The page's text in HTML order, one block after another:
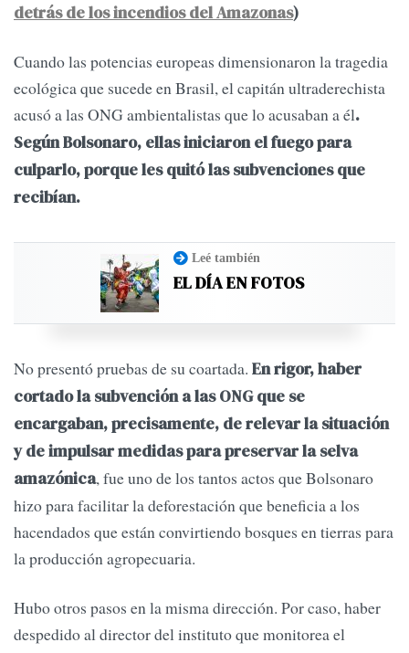
detrás de los incendios del Amazonas)
Cuando las potencias europeas dimensionaron la tragedia
ecológica que sucede en Brasil, el capitán ultraderechista
acusó a las ONG ambientalistas que lo acusaban a él.
Según Bolsonaro, ellas iniciaron el fuego para
culparlo, porque les quitó las subvenciones que
recibían.
Leé también
EL DÍA EN FOTOS
No presentó pruebas de su coartada. En rigor, haber
cortado la subvención a las ONG que se
encargaban, precisamente, de relevar la situación
y de impulsar medidas para preservar la selva
amazónica, fue uno de los tantos actos que Bolsonaro
hizo para facilitar la deforestación que beneficia a los
hacendados que están convirtiendo bosques en tierras para
la producción agropecuaria.
Hubo otros pasos en la misma dirección. Por caso, haber
despedido al director del instituto que monitorea el